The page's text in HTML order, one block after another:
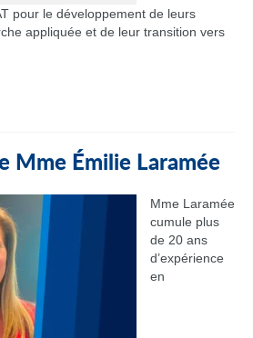
pour le développement de leurs
appliquée et de leur transition vers
Mme Émilie Laramée
Mme Laramée
cumule plus
de 20 ans
d’expérience
en